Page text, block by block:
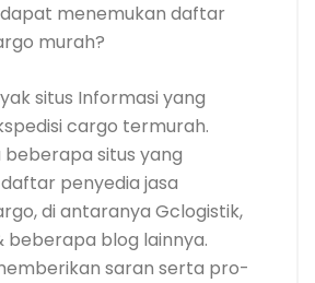
menemukan daftar
murah?
situs Informasi yang
cargo termurah.
situs yang
penyedia jasa
di antaranya Gclogistik,
beberapa blog lainnya.
saran serta pro-